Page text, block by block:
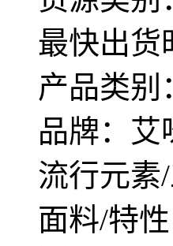
最快出货
产品类别
品牌：艾
流行元素
面料/特